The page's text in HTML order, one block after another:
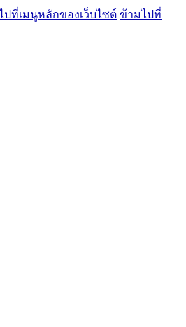
ปที่เมนูหลักของเว็บไซต์ ข้ามไปที่